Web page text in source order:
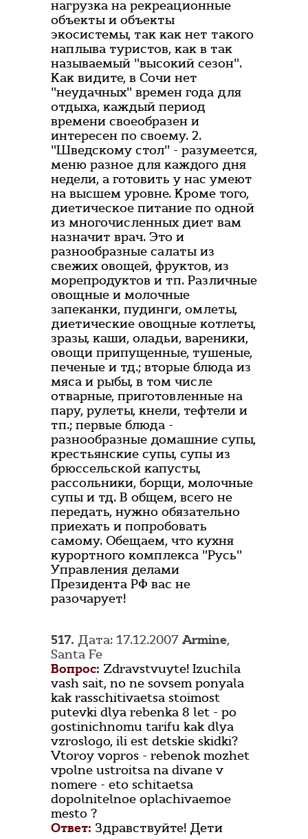
нагрузка на рекреационные
объекты и объекты
экосистемы, так как нет такого
наплыва туристов, как в так
называемый "высокий сезон".
Как видите, в Сочи нет
"неудачных" времен года для
отдыха, каждый период
времени своеобразен и
интересен по своему. 2.
"Шведскому стол" - разумеется,
меню разное для каждого дня
недели, а готовить у нас умеют
на высшем уровне. Кроме того,
диетическое питание по одной
из многочисленных диет вам
назначит врач. Это и
разнообразные салаты из
свежих овощей, фруктов, из
морепродуктов и тп. Различные
овощные и молочные
запеканки, пудинги, омлеты,
диетические овощные котлеты,
зразы, каши, оладьи, вареники,
овощи припущенные, тушеные,
печеные и тд.; вторые блюда из
мяса и рыбы, в том числе
отварные, приготовленные на
пару, рулеты, кнели, тефтели и
тп.; первые блюда -
разнообразные домашние супы,
крестьянские супы, супы из
брюссельской капусты,
рассольники, борщи, молочные
супы и тд. В общем, всего не
передать, нужно обязательно
приехать и попробовать
самому. Обещаем, что кухня
курортного комплекса "Русь"
Управления делами
Президента РФ вас не
разочарует!
517. Дата: 17.12.2007Armine,
Santa Fe
Вопрос: Zdravstvuyte! Izuchila
vash sait, no ne sovsem ponyala
kak rasschitivaetsa stoimost
putevki dlya rebenka 8 let - po
gostinichnomu tarifu kak dlya
vzroslogo, ili est detskie skidki?
Vtoroy vopros - rebenok mozhet
vpolne ustroitsa na divane v
nomere - eto schitaetsa
dopolnitelnoe oplachivaemoe
mesto ?
Ответ: Здравствуйте! Дети